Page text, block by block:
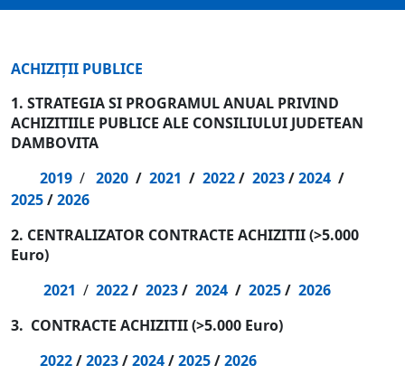
ACHIZIȚII PUBLICE
1. STRATEGIA SI PROGRAMUL ANUAL PRIVIND
ACHIZITIILE PUBLICE ALE CONSILIULUI JUDETEAN
DAMBOVITA
2019 / 2020 / 2021 / 2022/ 2023/2024 /
2025/2026
2. CENTRALIZATOR CONTRACTE ACHIZITII (>5.000
Euro)
2021 / 2022/ 2023/ 2024 / 2025/ 2026
3. CONTRACTE ACHIZITII (>5.000 Euro)
2022/2023/2024/2025/2026